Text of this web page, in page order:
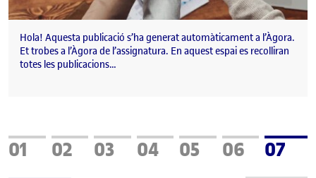
Hola! Aquesta publicació s’ha generat automàticament a l’Àgora.
Et trobes a l’Àgora de l’assignatura. En aquest espai es recolliran
totes les publicacions…
Pàgina
01 Pàgina
02 Pàgina
03 Pàgina
04 Pàgina
05 Pàgina
06 07